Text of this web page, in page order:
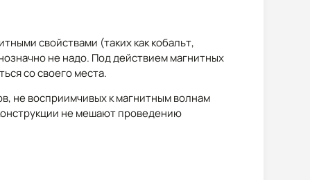
свойствами (таких как кобальт,
не надо. Под действием магнитных
со своего места.
не восприимчивых к магнитным волнам
не мешают проведению